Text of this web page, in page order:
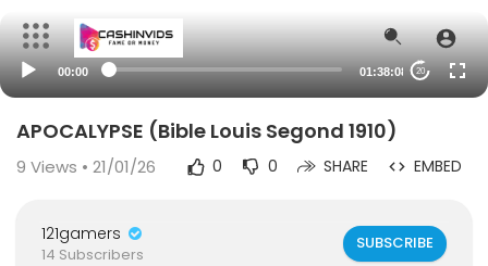
00:00 01:38:08 20
APOCALYPSE (Bible Louis Segond 1910)
9 Views • 21/01/26 0 0 SHARE EMBED
121gamers
14 Subscribers
SUBSCRIBE